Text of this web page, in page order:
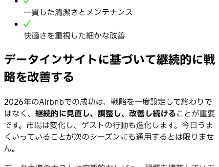
一貫した清潔さとメンテナンス
快適さを重視した細かな改善
データインサイトに基づいて継続的に戦
略を改善する
2026年のAirbnbでの成功は、戦略を一度設定して終わりで
はなく、 継続的に見直し、調整し、改善し続けることが重要
です。市場は変化し、ゲストの行動も進化します。今日うま
くいっていることが次のシーズンにも通用するとは限りませ
ん。